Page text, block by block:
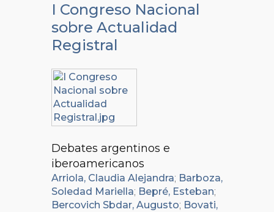
I Congreso Nacional
sobre Actualidad
Registral
Debates argentinos e
iberoamericanos
Arriola, Claudia Alejandra; Barboza,
Soledad Mariella; Bepré, Esteban;
Bercovich Sbdar, Augusto; Bovati,